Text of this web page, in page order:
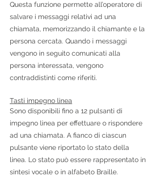
Questa funzione permette all’operatore di
salvare i messaggi relativi ad una
chiamata, memorizzando il chiamante e la
persona cercata. Quando i messaggi
vengono in seguito comunicati alla
persona interessata, vengono
contraddistinti come riferiti.
Tasti impegno linea
Sono disponibili fino a 12 pulsanti di
impegno linea per effettuare o rispondere
ad una chiamata. A fianco di ciascun
pulsante viene riportato lo stato della
linea. Lo stato può essere rappresentato in
sintesi vocale o in alfabeto Braille.